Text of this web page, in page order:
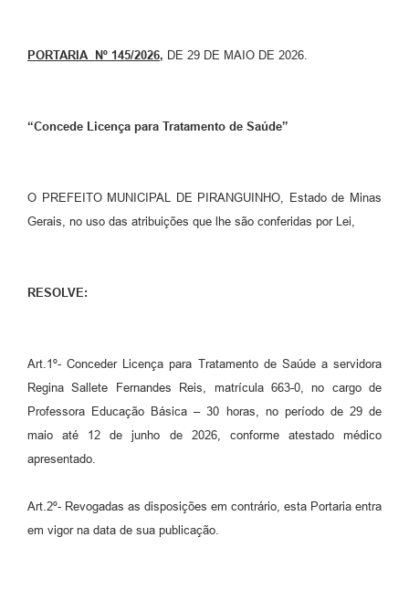
PORTARIA Nº 145/2026, DE 29 DE MAIO DE 2026.
“Concede Licença para Tratamento de Saúde”
O PREFEITO MUNICIPAL DE PIRANGUINHO, Estado de Minas
Gerais, no uso das atribuições que lhe são conferidas por Lei,
RESOLVE:
Art.1º- Conceder Licença para Tratamento de Saúde a servidora
Regina Sallete Fernandes Reis, matrícula 663-0, no cargo de
Professora Educação Básica – 30 horas, no período de 29 de
maio até 12 de junho de 2026, conforme atestado médico
apresentado.
Art.2º- Revogadas as disposições em contrário, esta Portaria entra
em vigor na data de sua publicação.